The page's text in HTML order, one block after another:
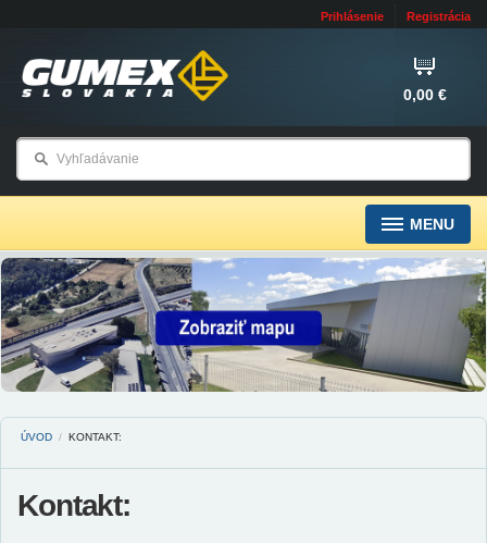
Prihlásenie Registrácia
0,00 €
MENU
ÚVOD / KONTAKT:
Kontakt: